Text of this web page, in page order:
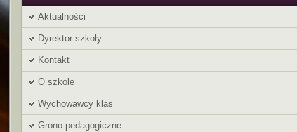
Aktualności
Dyrektor szkoły
Kontakt
O szkole
Wychowawcy klas
Grono pedagogiczne